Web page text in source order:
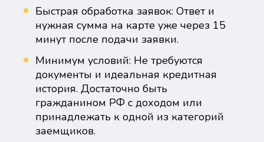
Быстрая обработка заявок: Ответ и
нужная сумма на карте уже через 15
минут после подачи заявки.
Минимум условий: Не требуются
документы и идеальная кредитная
история. Достаточно быть
гражданином РФ с доходом или
принадлежать к одной из категорий
заемщиков.